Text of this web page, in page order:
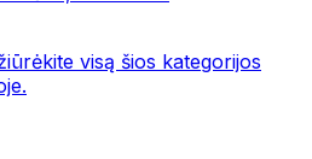
visą šios kategorijos